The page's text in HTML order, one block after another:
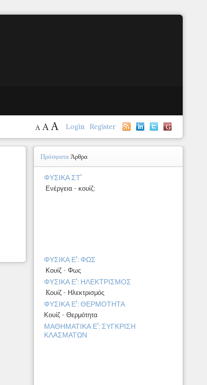
Login Register
A A A
ΠρόσφαταΆρθρα
ΦΥΣΙΚΑ ΣΤ'
Ενέργεια - κουίζ:
ΦΥΣΙΚΑ Ε': ΦΩΣ
Κουίζ - Φως
ΦΥΣΙΚΑ Ε': ΗΛΕΚΤΡΙΣΜΟΣ
Kουίζ - Ηλεκτρισμός
ΦΥΣΙΚΑ Ε': ΘΕΡΜΟΤΗΤΑ
Κουίζ - Θερμότητα
ΜΑΘΗΜΑΤΙΚΑ Ε': ΣΥΓΚΡΙΣΗ
ΚΛΑΣΜΑΤΩΝ